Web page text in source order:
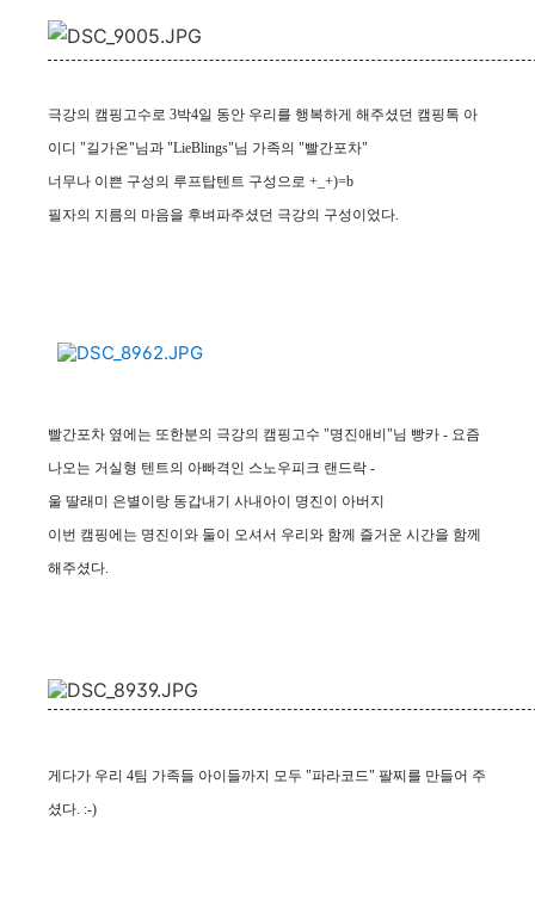
극강의 캠핑고수로 3박4일 동안 우리를 행복하게 해주셨던 캠핑톡 아
이디 "길가온"님과 "LieBlings"님 가족의 "빨간포차"
너무나 이쁜 구성의 루프탑텐트 구성으로 +_+)=b
필자의 지름의 마음을 후벼파주셨던 극강의 구성이었다.
빨간포차 옆에는 또한분의 극강의 캠핑고수 "명진애비"님 빵카 - 요즘
나오는 거실형 텐트의 아빠격인 스노우피크 랜드락 -
울 딸래미 은별이랑 동갑내기 사내아이 명진이 아버지
이번 캠핑에는 명진이와 둘이 오셔서 우리와 함께 즐거운 시간을 함께
해주셨다.
게다가 우리 4팀 가족들 아이들까지 모두 "파라코드" 팔찌를 만들어 주
셨다. :-)